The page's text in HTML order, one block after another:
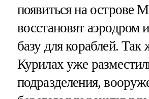
появиться на острове
восстановят аэродром
базу для кораблей. Так
Курилах уже
подразделения,